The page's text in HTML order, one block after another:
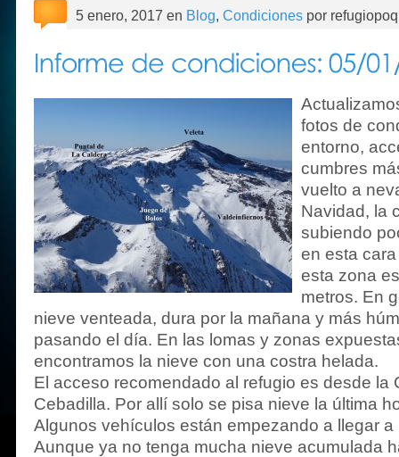
5 enero, 2017 en Blog, Condiciones por
fotos de
entorno,
cumbres
vuelto a
Navidad, la
subiendo
en esta
esta zona
metros. En
nieve venteada, dura por la mañana y más
pasando el día. En las lomas y zonas
encontramos la nieve con una costra helada.
El acceso recomendado al refugio es desde la
Cebadilla. Por allí solo se pisa nieve la última
Algunos vehículos están empezando a llegar a
Aunque ya no tenga mucha nieve acumulada